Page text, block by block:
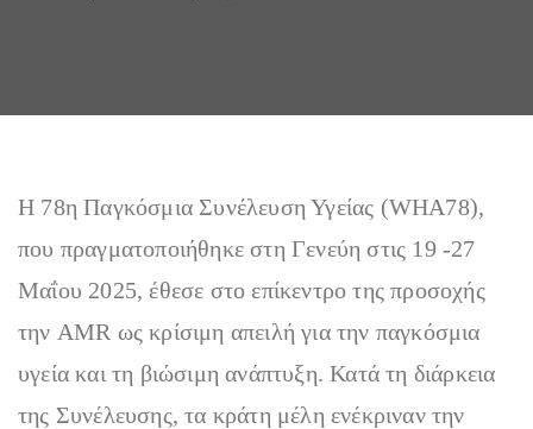
Η 78η Παγκόσμια Συνέλευση Υγείας (WHA78),
που πραγματοποιήθηκε στη Γενεύη στις 19 -27
Μαΐου 2025, έθεσε στο επίκεντρο της προσοχής
την AMR ως κρίσιμη απειλή για την παγκόσμια
υγεία και τη βιώσιμη ανάπτυξη. Κατά τη διάρκεια
της Συνέλευσης, τα κράτη μέλη ενέκριναν την